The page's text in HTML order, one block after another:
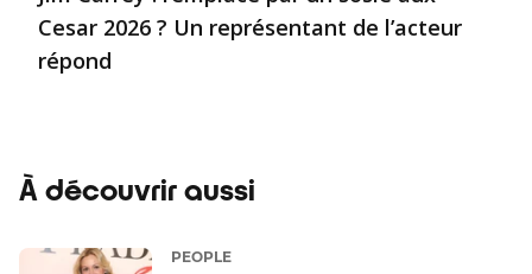
Cesar 2026 ? Un représentant de l’acteur
répond
À découvrir aussi
PEOPLE